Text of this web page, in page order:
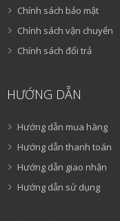
Chính sách bảo mật
Chính sách vận chuyển
Chính sách đổi trả
HƯỚNG DẪN
Hướng dẫn mua hàng
Hướng dẫn thanh toán
Hướng dẫn giao nhận
Hướng dẫn sử dụng